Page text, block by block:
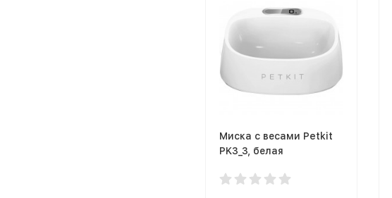
Миска с весами Petkit
PK3_3, белая